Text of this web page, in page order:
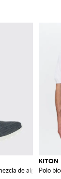
de algodón
KITON
Polo